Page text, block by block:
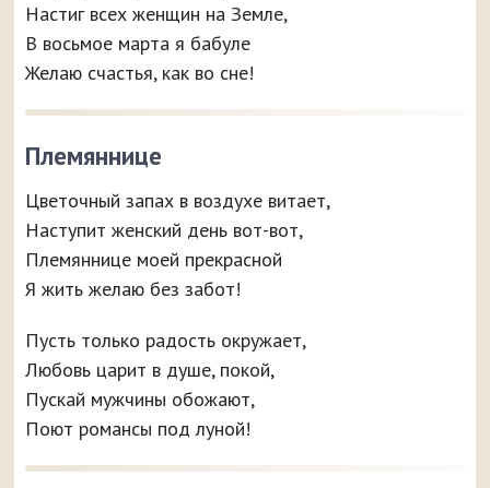
Настиг всех женщин на Земле,
В восьмое марта я бабуле
Желаю счастья, как во сне!
Племяннице
Цветочный запах в воздухе витает,
Наступит женский день вот-вот,
Племяннице моей прекрасной
Я жить желаю без забот!
Пусть только радость окружает,
Любовь царит в душе, покой,
Пускай мужчины обожают,
Поют романсы под луной!